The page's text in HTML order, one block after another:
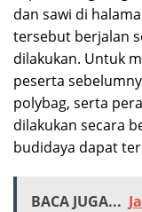
dan sawi di
tersebut berjalan
dilakukan. Untuk
peserta
polybag, serta
dilakukan secara
budidaya dapat
BACA JUGA...